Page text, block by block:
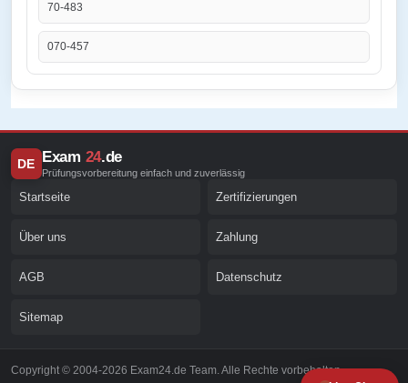
70-483
070-457
DE Exam 24.de
Prüfungsvorbereitung einfach und zuverlässig
Startseite Zertifizierungen
Über uns Zahlung
AGB Datenschutz
Sitemap
Copyright © 2004-2026 Exam24.de Team. Alle Rechte vorbehalten.